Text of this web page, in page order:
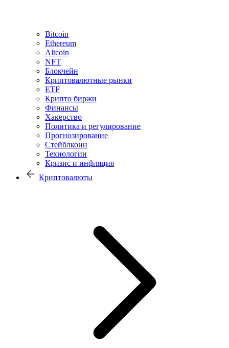
Bitcoin
Ethereum
Altcoin
NFT
Блокчейн
Криптовалютные рынки
ETF
Крипто биржи
Финансы
Хакерство
Политика и регулирование
Прогнозирование
Стейблкоин
Технологии
Кризис и инфляция
Криптовалюты